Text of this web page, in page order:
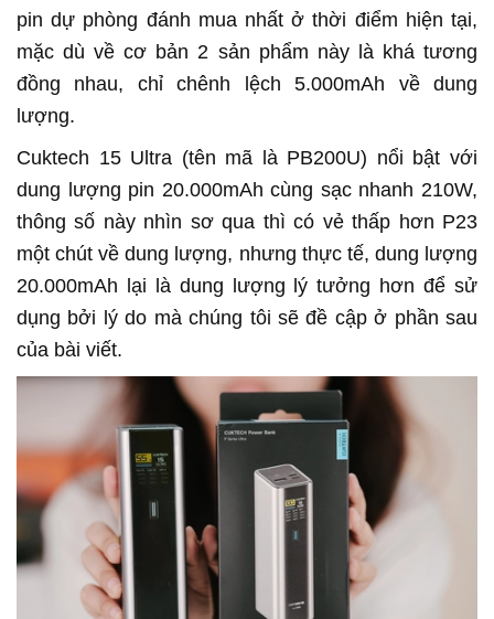
pin dự phòng đánh mua nhất ở thời điểm hiện tại,
mặc dù về cơ bản 2 sản phẩm này là khá tương
đồng nhau, chỉ chênh lệch 5.000mAh về dung
lượng.
Cuktech 15 Ultra (tên mã là PB200U) nổi bật với
dung lượng pin 20.000mAh cùng sạc nhanh 210W,
thông số này nhìn sơ qua thì có vẻ thấp hơn P23
một chút về dung lượng, nhưng thực tế, dung lượng
20.000mAh lại là dung lượng lý tưởng hơn để sử
dụng bởi lý do mà chúng tôi sẽ đề cập ở phần sau
của bài viết.